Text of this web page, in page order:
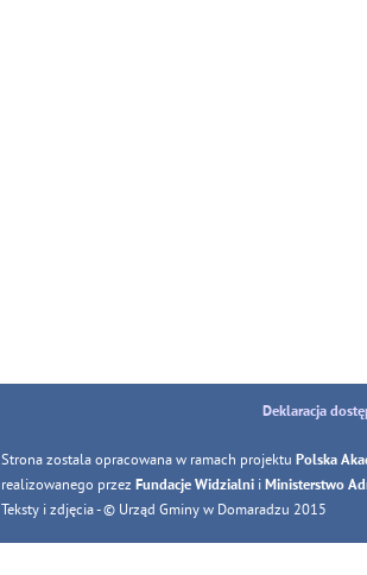
Deklaracja
Strona zostala opracowana w ramach projektu Polska
realizowanego przez Fundacje Widzialni i Ministerstwo
Teksty i zdjęcia - © Urząd Gminy w Domaradzu 2015